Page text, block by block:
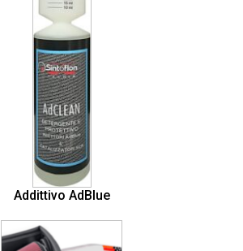
Addittivo AdBlue